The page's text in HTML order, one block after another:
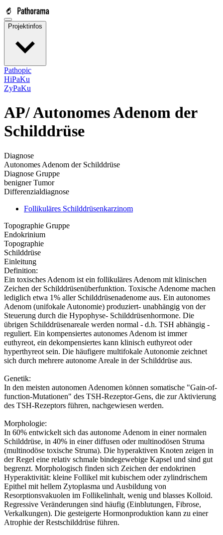
Projektinfos
Pathopic
HiPaKu
ZyPaKu
AP/Autonomes Adenom der
Schilddrüse
Diagnose
Autonomes Adenom der Schilddrüse
Diagnose Gruppe
benigner Tumor
Differenzialdiagnose
Follikuläres Schilddrüsenkarzinom
Topographie Gruppe
Endokrinium
Topographie
Schilddrüse
Einleitung
Definition:
Ein toxisches Adenom ist ein follikuläres Adenom mit klinischen
Zeichen der Schilddrüsenüberfunktion. Toxische Adenome machen
lediglich etwa 1% aller Schilddrüsenadenome aus. Ein autonomes
Adenom (unifokale Autonomie) produziert- unabhängig von der
Steuerung durch die Hypophyse- Schilddrüsenhormone. Die
übrigen Schilddrüsenareale werden normal - d.h. TSH abhängig -
reguliert. Ein kompensiertes autonomes Adenom ist immer
euthyreot, ein dekompensiertes kann klinisch euthyreot oder
hyperthyreot sein. Die häufigere multifokale Autonomie zeichnet
sich durch mehrere autonome Areale in der Schilddrüse aus.
Genetik:
In den meisten autonomen Adenomen können somatische "Gain-of-
function-Mutationen" des TSH-Rezeptor-Gens, die zur Aktivierung
des TSH-Rezeptors führen, nachgewiesen werden.
Morphologie:
In 60% entwickelt sich das autonome Adenom in einer normalen
Schilddrüse, in 40% in einer diffusen oder multinodösen Struma
(multinodöse toxische Struma). Die hyperaktiven Knoten zeigen in
der Regel eine relativ schmale bindegewebige Kapsel und sind gut
begrenzt. Morphologisch finden sich Zeichen der endokrinen
Hyperaktivität: kleine Follikel mit kubischem oder zylindrischem
Epithel mit hellem Zytoplasma und Ausbildung von
Resorptionsvakuolen im Follikelinhalt, wenig und blasses Kolloid.
Regressive Veränderungen sind häufig (Einblutungen, Fibrose,
Verkalkungen). Die gesteigerte Hormonproduktion kann zu einer
Atrophie der Restschilddrüse führen.